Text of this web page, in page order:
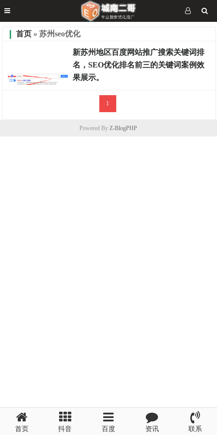
首页 » 苏州seo优化
新苏州地区百度网站推广搜索关键词排
名，SEO优化排名前三的关键词案例效
果展示。
1
Powered ByZ-BlogPHP
首页 抖音 百度 资讯 联系